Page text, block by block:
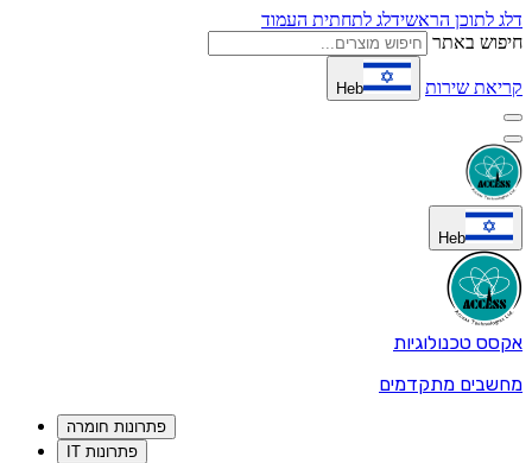
דלג לתוכן הראשידלג לתחתית העמוד
חיפוש באתר
קריאת שירות Heb
Heb
אקסס טכנולוגיות
מחשבים מתקדמים
פתרונות חומרה
פתרונות IT